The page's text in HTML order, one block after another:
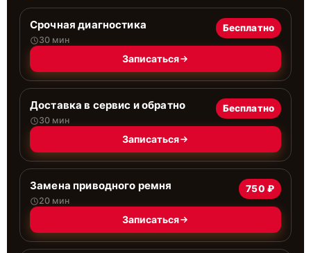
Срочная диагностика
30 мин
Бесплатно
Записаться
Доставка в сервис и обратно
30 мин
Бесплатно
Записаться
Замена приводного ремня
20 мин
750 ₽
Записаться